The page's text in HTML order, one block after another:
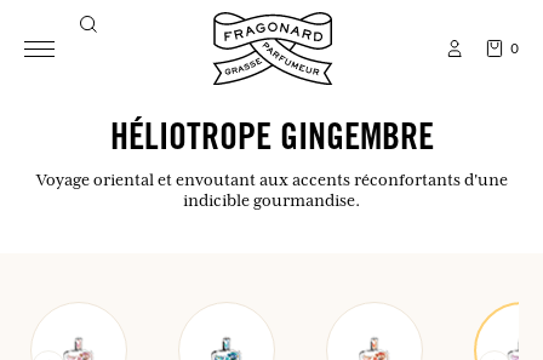
0
HÉLIOTROPE GINGEMBRE
Voyage oriental et envoutant aux accents réconfortants d'une
indicible gourmandise.